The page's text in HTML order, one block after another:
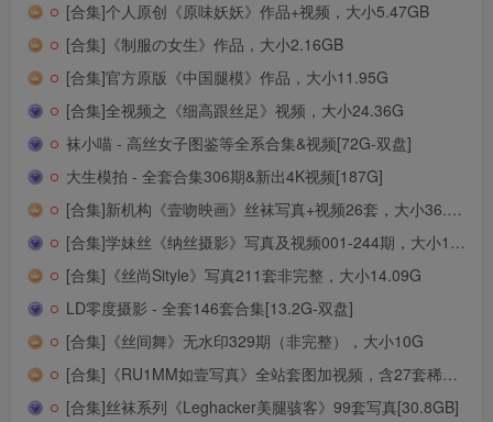
[合集]个人原创《原味妖妖》作品+视频，大小5.47GB
[合集]《制服の女生》作品，大小2.16GB
[合集]官方原版《中国腿模》作品，大小11.95G
[合集]全视频之《细高跟丝足》视频，大小24.36G
袜小喵 - 高丝女子图鉴等全系合集&视频[72G-双盘]
大生模拍 - 全套合集306期&新出4K视频[187G]
[合集]新机构《壹吻映画》丝袜写真+视频26套，大小36.6G
[合集]学妹丝《纳丝摄影》写真及视频001-244期，大小194G
[合集]《丝尚Sityle》写真211套非完整，大小14.09G
LD零度摄影 - 全套146套合集[13.2G-双盘]
[合集]《丝间舞》无水印329期（非完整），大小10G
[合集]《RU1MM如壹写真》全站套图加视频，含27套稀有VIP作品，大小30.5G
[合集]丝袜系列《Leghacker美腿骇客》99套写真[30.8GB]